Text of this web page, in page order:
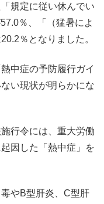
規定に従い休んでい
％、「（猛暑によ
％となりました。
中症の予防履行ガイ
い現状が明らかにな
行令には、重大労働
因した「熱中症」を
やB型肝炎、C型肝